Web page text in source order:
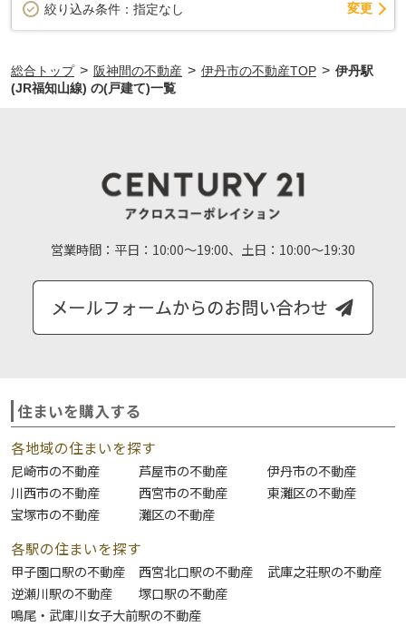
絞り込み条件： 指定なし 変更
総合トップ > 阪神間の不動産 > 伊丹市の不動産TOP > 伊丹駅
(JR福知山線) の(戸建て)一覧
営業時間： 平日：10:00～19:00、土日：10:00～19:30
住まいを購入する
各地域の住まいを探す
尼崎市の不動産 芦屋市の不動産
伊丹市の不動産
川西市の不動産
西宮市の不動産
東灘区の不動産
宝塚市の不動産
灘区の不動産
各駅の住まいを探す
甲子園口駅の不動産 西宮北口駅の不動産
武庫之荘駅の不動産
逆瀬川駅の不動産
塚口駅の不動産
鳴尾・武庫川女子大前駅の不動産